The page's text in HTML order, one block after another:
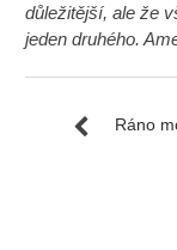
důležitější, ale že
jeden druhého.
Ráno